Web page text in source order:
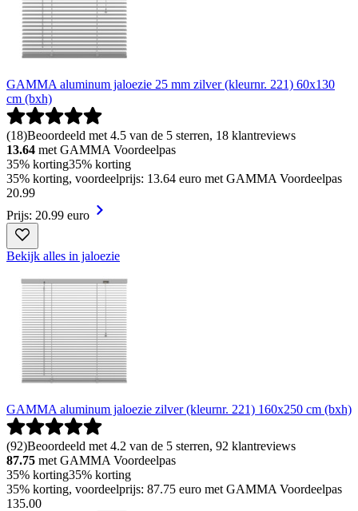
GAMMA aluminum jaloezie 25 mm zilver (kleurnr. 221) 60x130
cm (bxh)
(18)Beoordeeld met 4.5 van de 5 sterren, 18 klantreviews
13.64 met GAMMA Voordeelpas
35% korting35% korting
35% korting, voordeelprijs: 13.64 euro met GAMMA Voordeelpas
20.99
Prijs: 20.99 euro
Bekijk alles in jaloezie
GAMMA aluminum jaloezie zilver (kleurnr. 221) 160x250 cm (bxh)
(92)Beoordeeld met 4.2 van de 5 sterren, 92 klantreviews
87.75 met GAMMA Voordeelpas
35% korting35% korting
35% korting, voordeelprijs: 87.75 euro met GAMMA Voordeelpas
135.00